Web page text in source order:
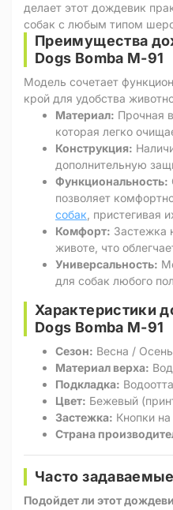
делает этот дождевик
собак с любым типом
Преимущества
Dogs Bomba M-91
Модель сочетает
крой для удобства
Материал: Прочная
которая легко
Конструкция:
дополнительную
Функциональность:
позволяет
собак , пристегивая
Комфорт: Застежка
животе, что
Универсальность:
для собак любого
Характеристики
Dogs Bomba M-91
Сезон: Весна /
Материал верха:
Подкладка:
Цвет: Бежевый
Застежка: Кнопки
Страна
Часто
Подойдет ли этот